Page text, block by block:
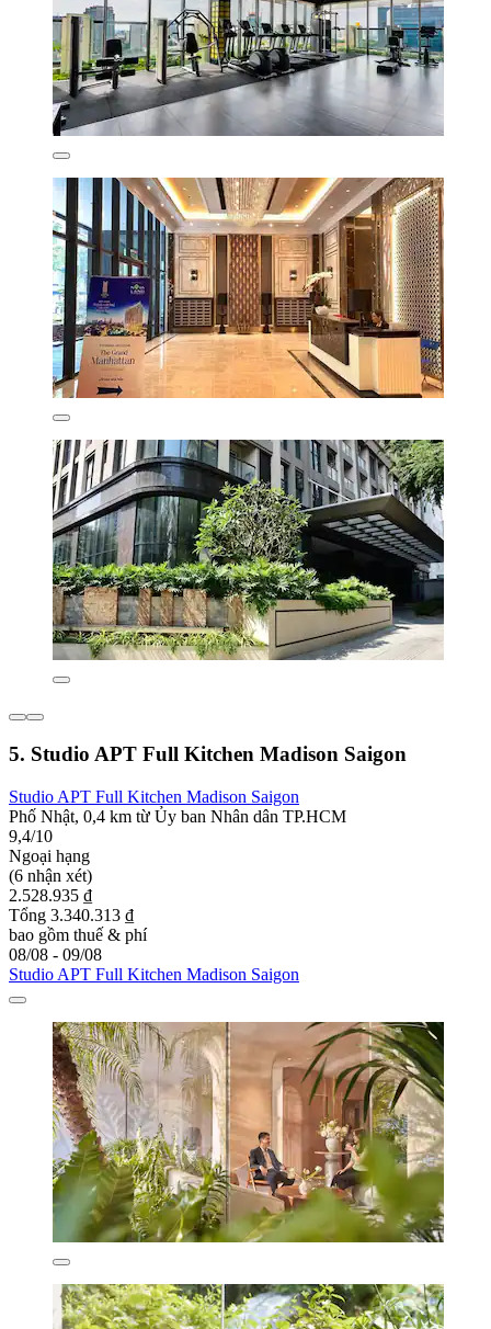
5. Studio APT Full Kitchen Madison Saigon
Studio APT Full Kitchen Madison Saigon
Phố Nhật, 0,4 km từ Ủy ban Nhân dân TP.HCM
9,4/10
Ngoại hạng
(6 nhận xét)
2.528.935 ₫
Tổng 3.340.313 ₫
bao gồm thuế & phí
08/08 - 09/08
Studio APT Full Kitchen Madison Saigon